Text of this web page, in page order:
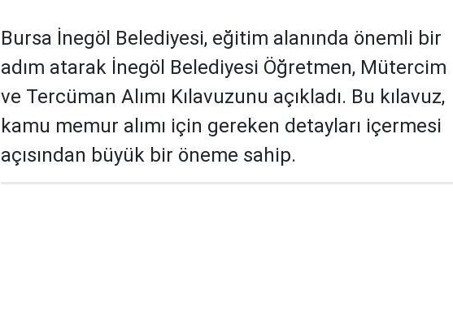
Bursa İnegöl Belediyesi, eğitim alanında önemli bir
adım atarak İnegöl Belediyesi Öğretmen, Mütercim
ve Tercüman Alımı Kılavuzunu açıkladı. Bu kılavuz,
kamu memur alımı için gereken detayları içermesi
açısından büyük bir öneme sahip.